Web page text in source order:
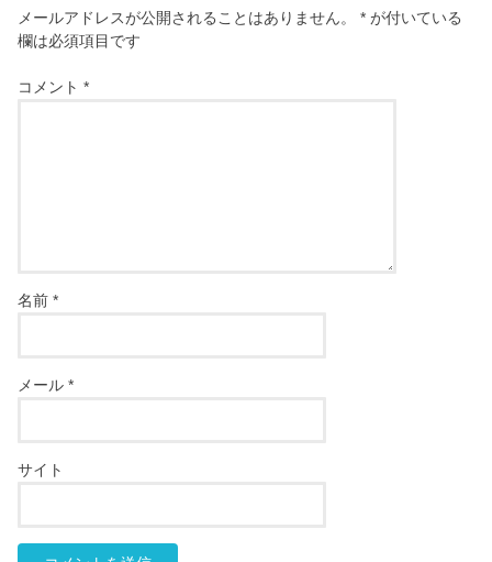
メールアドレスが公開されることはありません。 * が付いている
欄は必須項目です
コメント*
名前*
メール*
サイト